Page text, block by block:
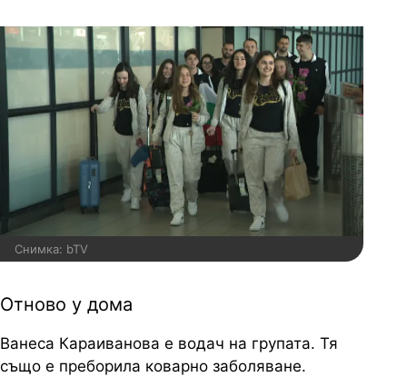
Снимка: bTV
Отново у дома
Ванеса Караиванова е водач на групата. Тя
също е преборила коварно заболяване.